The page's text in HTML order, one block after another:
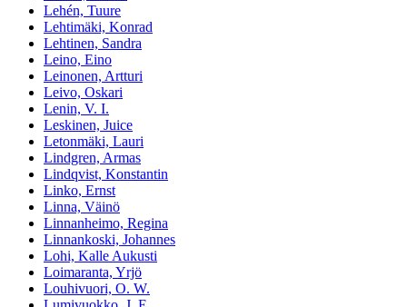
Lehén, Tuure
Lehtimäki, Konrad
Lehtinen, Sandra
Leino, Eino
Leinonen, Artturi
Leivo, Oskari
Lenin, V. I.
Leskinen, Juice
Letonmäki, Lauri
Lindgren, Armas
Lindqvist, Konstantin
Linko, Ernst
Linna, Väinö
Linnanheimo, Regina
Linnankoski, Johannes
Lohi, Kalle Aukusti
Loimaranta, Yrjö
Louhivuori, O. W.